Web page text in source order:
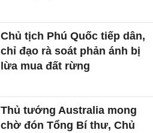
Chủ tịch Phú Quốc tiếp dân,
chỉ đạo rà soát phản ánh bị
lừa mua đất rừng
Thủ tướng Australia mong
chờ đón Tổng Bí thư, Chủ